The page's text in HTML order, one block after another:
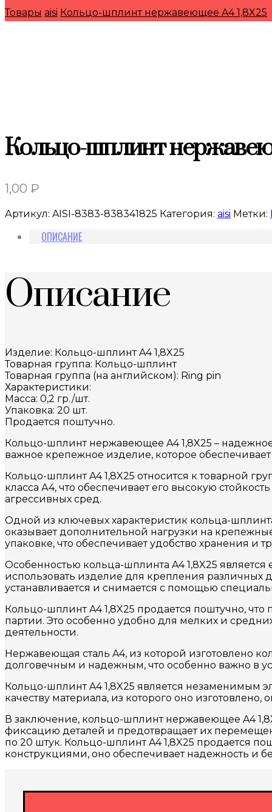
Товары aisi Кольцо-шплинт нержавеющее A4 1,8X25
Кольцо-шплинт
1,00 ₽
Артикул: AISI-8383-838341825 Категория: aisi Метки:
ОПИСАНИЕ
Описание
Изделие: Кольцо-шплинт A4 1,8X25
Товарная группа: Кольцо-шплинт
Товарная группа (на английском): Ring pin
Характеристики:
Масса: 0,2 гр./шт.
Упаковка: 20 шт.
Продается поштучно.
Кольцо-шплинт нержавеющее A4 1,8X25 –
важное крепежное изделие, которое
Кольцо-шплинт A4 1,8X25 относится к товарной
класса А4, что обеспечивает его высокую
агрессивных сред.
Одной из ключевых характеристик кольца-
оказывает дополнительной нагрузки на
упаковке, что обеспечивает удобство хранения и
Особенностью кольца-шплинта A4 1,8X25
использовать изделие для крепления различных
устанавливается и снимается с помощью
Кольцо-шплинт A4 1,8X25 продается поштучно,
партии. Это особенно удобно для мелких и
деятельности.
Нержавеющая сталь A4, из которой изготовлено
долговечным и надежным, что особенно важно в
Кольцо-шплинт A4 1,8X25 является незаменимым
качеству материала, из которого оно
В заключение, кольцо-шплинт нержавеющее A4
фиксацию деталей и предотвращает их
по 20 штук. Кольцо-шплинт A4 1,8X25 продается
конструкциями, оно обеспечивает надежность и